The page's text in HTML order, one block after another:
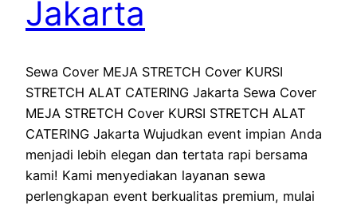
Jakarta
Sewa Cover MEJA STRETCH Cover KURSI
STRETCH ALAT CATERING Jakarta Sewa Cover
MEJA STRETCH Cover KURSI STRETCH ALAT
CATERING Jakarta Wujudkan event impian Anda
menjadi lebih elegan dan tertata rapi bersama
kami! Kami menyediakan layanan sewa
perlengkapan event berkualitas premium, mulai